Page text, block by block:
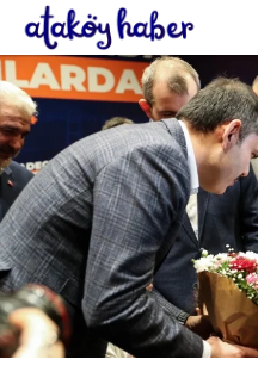
senaryodur